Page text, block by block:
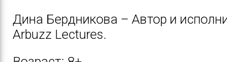
Дина Бердникова – Автор и
Arbuzz Lectures.